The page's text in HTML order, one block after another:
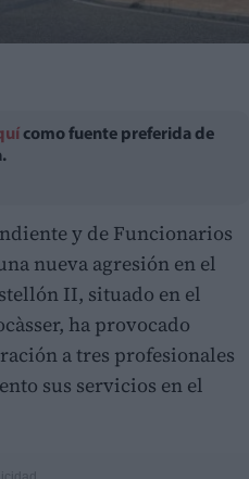
como fuente preferida de
y de Funcionarios
nueva agresión en el
II, situado en el
ha provocado
a tres profesionales
sus servicios en el